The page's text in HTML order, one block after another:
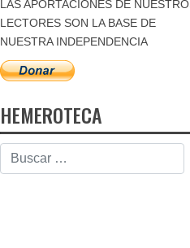
LAS APORTACIONES DE
LECTORES SON LA BASE DE
NUESTRA INDEPENDENCIA
HEMEROTECA